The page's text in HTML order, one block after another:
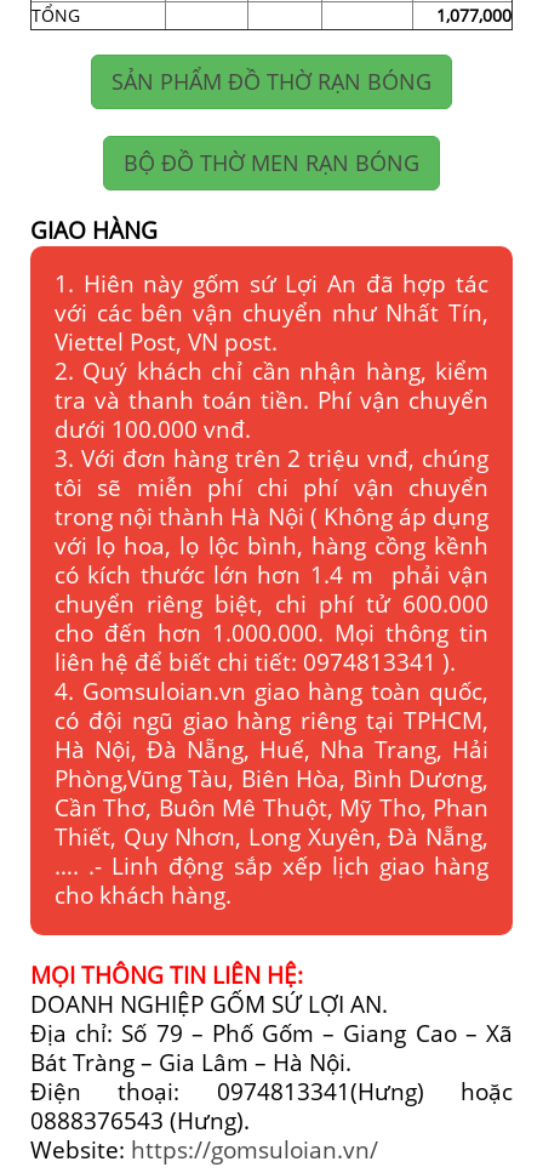
TỔNG
1,077,000
SẢN PHẨM ĐỒ THỜ RẠN BÓNG
BỘ ĐỒ THỜ MEN RẠN BÓNG
GIAO HÀNG
1. Hiên này gốm sứ Lợi An đã hợp tác
với các bên vận chuyển như Nhất Tín,
Viettel Post, VN post.
2. Quý khách chỉ cần nhận hàng, kiểm
tra và thanh toán tiền. Phí vận chuyển
dưới 100.000 vnđ.
3. Với đơn hàng trên 2 triệu vnđ, chúng
tôi sẽ miễn phí chi phí vận chuyển
trong nội thành Hà Nội ( Không áp dụng
với lọ hoa, lọ lộc bình, hàng cồng kềnh
có kích thước lớn hơn 1.4 m phải vận
chuyển riêng biệt, chi phí tử 600.000
cho đến hơn 1.000.000. Mọi thông tin
liên hệ để biết chi tiết: 0974813341 ).
4. Gomsuloian.vn giao hàng toàn quốc,
có đội ngũ giao hàng riêng tại TPHCM,
Hà Nội, Đà Nẵng, Huế, Nha Trang, Hải
Phòng,Vũng Tàu, Biên Hòa, Bình Dương,
Cần Thơ, Buôn Mê Thuột, Mỹ Tho, Phan
Thiết, Quy Nhơn, Long Xuyên, Đà Nẵng,
…. .- Linh động sắp xếp lịch giao hàng
cho khách hàng.
MỌI THÔNG TIN LIÊN HỆ:
DOANH NGHIỆP GỐM SỨ LỢI AN.
Địa chỉ: Số 79 – Phố Gốm – Giang Cao – Xã
Bát Tràng – Gia Lâm – Hà Nội.
Điện thoại: 0974813341(Hưng) hoặc
0888376543 (Hưng).
Website: https://gomsuloian.vn/